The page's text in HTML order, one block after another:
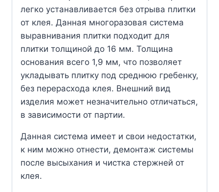
легко устанавливается без отрыва плитки
от клея. Данная многоразовая система
выравнивания плитки подходит для
плитки толщиной до 16 мм. Толщина
основания всего 1,9 мм, что позволяет
укладывать плитку под среднюю гребенку,
без перерасхода клея. Внешний вид
изделия может незначительно отличаться,
в зависимости от партии.
Данная система имеет и свои недостатки,
к ним можно отнести, демонтаж системы
после высыхания и чистка стержней от
клея.